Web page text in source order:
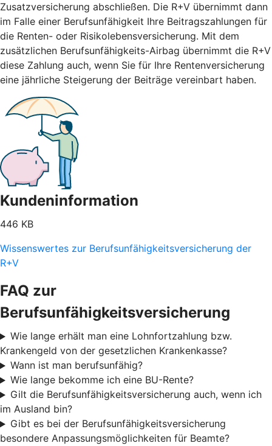
Zusatzversicherung abschließen. Die R+V übernimmt dann
im Falle einer Berufsunfähigkeit Ihre Beitragszahlungen für
die Renten- oder Risikolebensversicherung. Mit dem
zusätzlichen Berufsunfähigkeits-Airbag übernimmt die R+V
diese Zahlung auch, wenn Sie für Ihre Rentenversicherung
eine jährliche Steigerung der Beiträge vereinbart haben.
Kundeninformation
446 KB
Wissenswertes zur Berufsunfähigkeitsversicherung der
R+V
FAQ zur
Berufsunfähigkeitsversicherung
Wie lange erhält man eine Lohnfortzahlung bzw.
Krankengeld von der gesetzlichen Krankenkasse?
Wann ist man berufsunfähig?
Wie lange bekomme ich eine BU-Rente?
Gilt die Berufsunfähigkeitsversicherung auch, wenn ich
im Ausland bin?
Gibt es bei der Berufsunfähigkeitsversicherung
besondere Anpassungsmöglichkeiten für Beamte?